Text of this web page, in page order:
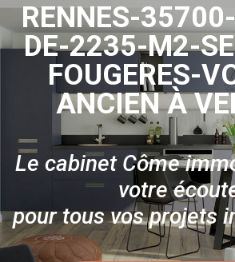
RENNES-
DE-2235-M2-
FOUGERES-
ANCIEN À
Le cabinet Côme
votre
pour tous vos projets